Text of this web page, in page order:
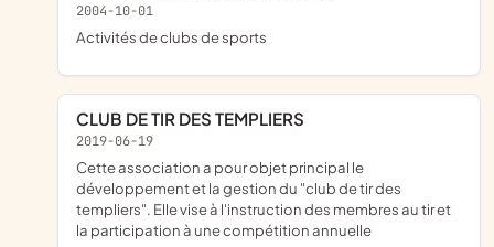
2004-10-01
Activités de clubs de sports
CLUB DE TIR DES TEMPLIERS
2019-06-19
cette association a pour objet principal le
développement et la gestion du "club de tir des
templiers". Elle vise à l'instruction des membres au tir et
la participation à une compétition annuelle